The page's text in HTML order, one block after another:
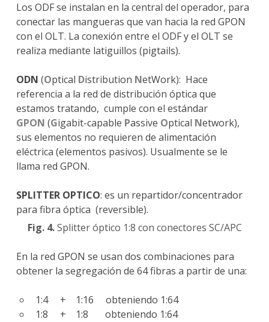
Los ODF se instalan en la central del operador, para
conectar las mangueras que van hacia la red GPON
con el OLT. La conexión entre el ODF y el OLT se
realiza mediante latiguillos (pigtails).
ODN (Optical Distribution NetWork): Hace
referencia a la red de distribución óptica que
estamos tratando, cumple con el estándar
GPON (Gigabit-capable Passive Optical Network),
sus elementos no requieren de alimentación
eléctrica (elementos pasivos). Usualmente se le
llama red GPON.
SPLITTER OPTICO: es un repartidor/concentrador
para fibra óptica (reversible).
Fig. 4.Splitter óptico 1:8 con conectores SC/APC
En la red GPON se usan dos combinaciones para
obtener la segregación de 64 fibras a partir de una:
1:4 + 1:16 obteniendo 1:64
1:8 + 1:8 obteniendo 1:64